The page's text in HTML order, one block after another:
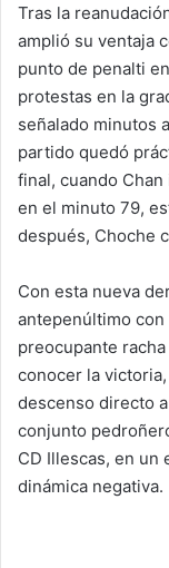
Tras la
amplió su ventaja
punto de penalti
protestas en la
señalado minutos
partido quedó
final, cuando
en el minuto 79,
después, Choche
Con esta nueva
antepenúltimo
preocupante
conocer la
descenso directo
conjunto
CD Illescas, en un
dinámica negativa.